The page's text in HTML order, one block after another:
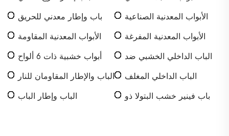
الأبواب المعدنية الصناعية
باب وإطار معدني للحريق
الأبواب المعدنية المفرغة
الأبواب المعدنية المقاومة
الباب الداخلي الخشبي ضد
أبواب خشبية ذات 6 ألواح
الباب الداخلي المغلف
الباب والإطار المقاومان للنار
باب فينير خشب البتولا ذو
الباب وإطار الباب